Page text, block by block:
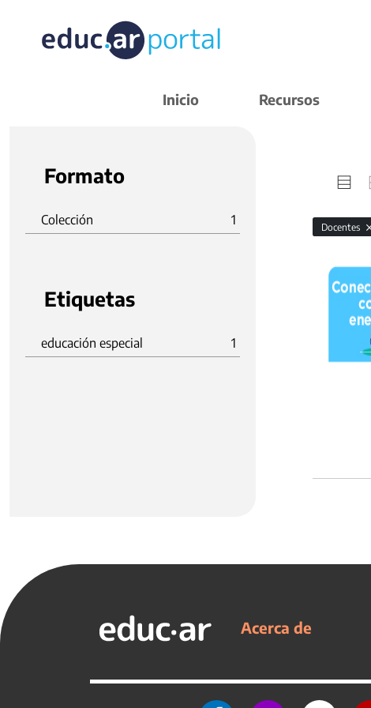
Inicio Recursos
Formato
Colección 1
Etiquetas
educación especial 1
Docentes
Acerca de